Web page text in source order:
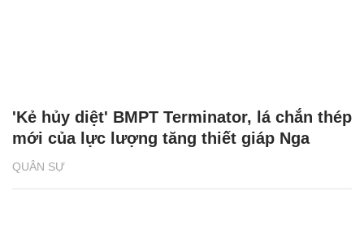
QUÂN SỰ
'Kẻ hủy diệt' BMPT Terminator, lá chắn thép
mới của lực lượng tăng thiết giáp Nga